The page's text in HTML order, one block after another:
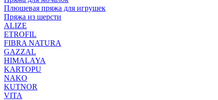
Плюшевая пряжа для игрушек
Пряжа из шерсти
ALIZE
ETROFIL
FIBRA NATURA
GAZZAL
HIMALAYA
KARTOPU
NAKO
KUTNOR
VITA